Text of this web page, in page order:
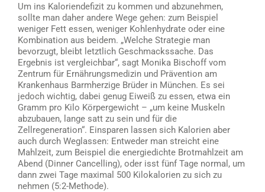
Um ins Kaloriendefizit zu kommen und abzunehmen,
sollte man daher andere Wege gehen: zum Beispiel
weniger Fett essen, weniger Kohlenhydrate oder eine
Kombination aus beidem. „Welche Strategie man
bevorzugt, bleibt letztlich Geschmackssache. Das
Ergebnis ist vergleichbar“, sagt Monika Bischoff vom
Zentrum für Ernährungsmedizin und Prävention am
Krankenhaus Barmherzige Brüder in München. Es sei
jedoch wichtig, dabei genug Eiweiß zu essen, etwa ein
Gramm pro Kilo Körpergewicht – „um keine Muskeln
abzubauen, lange satt zu sein und für die
Zellregeneration“. Einsparen lassen sich Kalorien aber
auch durch Weglassen: Entweder man streicht eine
Mahlzeit, zum Beispiel die energiedichte Brotmahlzeit am
Abend (Dinner Cancelling), oder isst fünf Tage normal, um
dann zwei Tage maximal 500 Kilokalorien zu sich zu
nehmen (5:2-Methode).